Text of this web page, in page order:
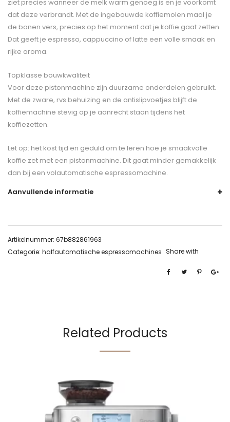
ziet precies wanneer de melk warm genoeg is en je voorkomt
dat deze verbrandt. Met de ingebouwde koffiemolen maal je
de bonen vers, precies op het moment dat je koffie gaat zetten.
Dat geeft je espresso, cappuccino of latte een volle smaak en
rijke aroma.
Topklasse bouwkwaliteit
Voor deze pistonmachine zijn duurzame onderdelen gebruikt.
Met de zware, rvs behuizing en de antislipvoetjes blijft de
koffiemachine stevig op je aanrecht staan tijdens het
koffiezetten.
Let op: het kost tijd en geduld om te leren hoe je smaakvolle
koffie zet met een pistonmachine. Dit gaat minder gemakkelijk
dan bij een volautomatische espressomachine.
Aanvullende informatie
Artikelnummer: 67b882861963
Categorie: halfautomatische espressomachines Share with
Related Products